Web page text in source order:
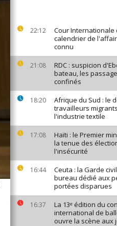
22:12
Cour Internationale
calendrier de
connu
21:08
RDC : suspicion
bateau, les
confinés
18:20
Afrique du Sud : le
travailleurs
l'industrie textile
17:08
Haïti : le Premier
la tenue des
l'insécurité
16:44
Ceuta : la Garde
bureau dédié aux
portées disparues
16:37
La 13ᵉ édition du
international de
ouvre la scène aux